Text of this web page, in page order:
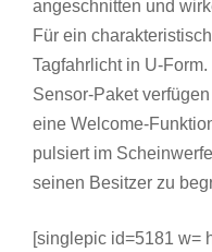
angeschnitten und
Für ein
Tagfahrlicht in U-
Sensor-Paket
eine Welcome-
pulsiert im
seinen Besitzer zu
[singlepic id=5181 w=